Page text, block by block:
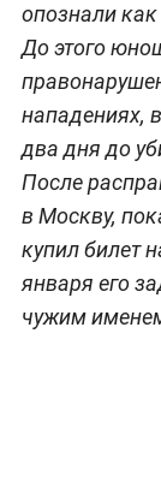
опознали
До этого
нападениях,
два дня до
После
в Москву,
купил билет
января его
чужим